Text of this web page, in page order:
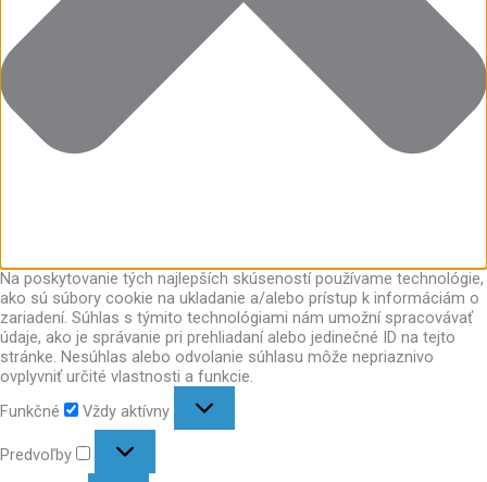
Na poskytovanie tých najlepších skúseností používame technológie,
ako sú súbory cookie na ukladanie a/alebo prístup k informáciám o
zariadení. Súhlas s týmito technológiami nám umožní spracovávať
údaje, ako je správanie pri prehliadaní alebo jedinečné ID na tejto
stránke. Nesúhlas alebo odvolanie súhlasu môže nepriaznivo
ovplyvniť určité vlastnosti a funkcie.
Funkčné
Vždy aktívny
Predvoľby